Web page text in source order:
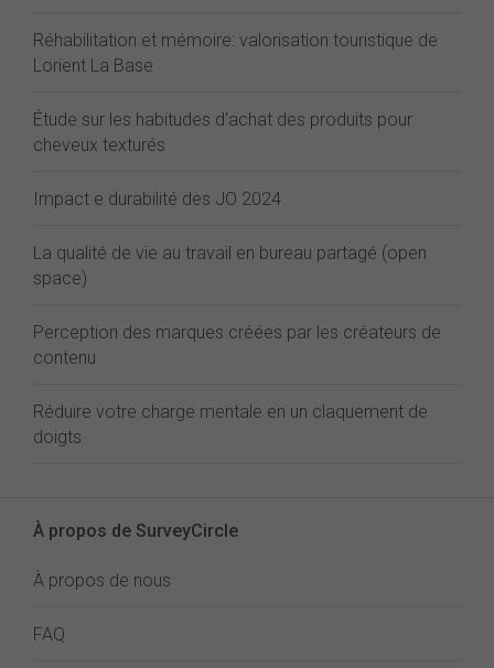
Réhabilitation et mémoire: valorisation touristique de
Lorient La Base
Étude sur les habitudes d'achat des produits pour
cheveux texturés
Impact e durabilité des JO 2024
La qualité de vie au travail en bureau partagé (open
space)
Perception des marques créées par les créateurs de
contenu
Réduire votre charge mentale en un claquement de
doigts
À propos de SurveyCircle
À propos de nous
FAQ